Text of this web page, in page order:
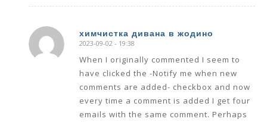
химчистка дивана в жодино
says:
2023-09-02 - 19:38
When I originally commented I seem to
have clicked the -Notify me when new
comments are added- checkbox and now
every time a comment is added I get four
emails with the same comment. Perhaps